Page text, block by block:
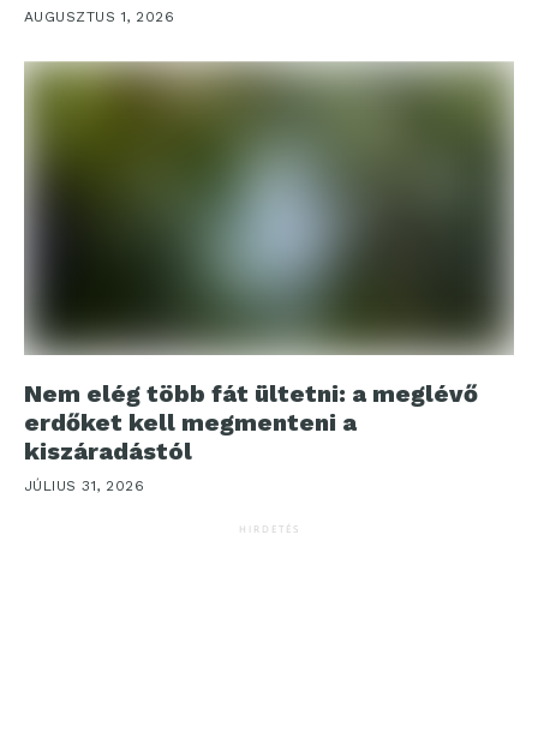
AUGUSZTUS 1, 2026
Nem elég több fát ültetni: a meglévő
erdőket kell megmenteni a
kiszáradástól
JÚLIUS 31, 2026
HIRDETÉS